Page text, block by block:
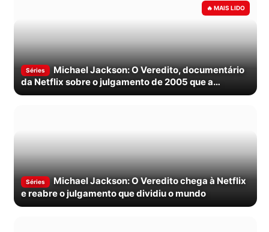
Séries
Michael Jackson: O Veredito, documentário
da Netflix sobre o julgamento de 2005 que a
cinebiografia não mostrou
Séries
Michael Jackson: O Veredito chega à Netflix
e reabre o julgamento que dividiu o mundo